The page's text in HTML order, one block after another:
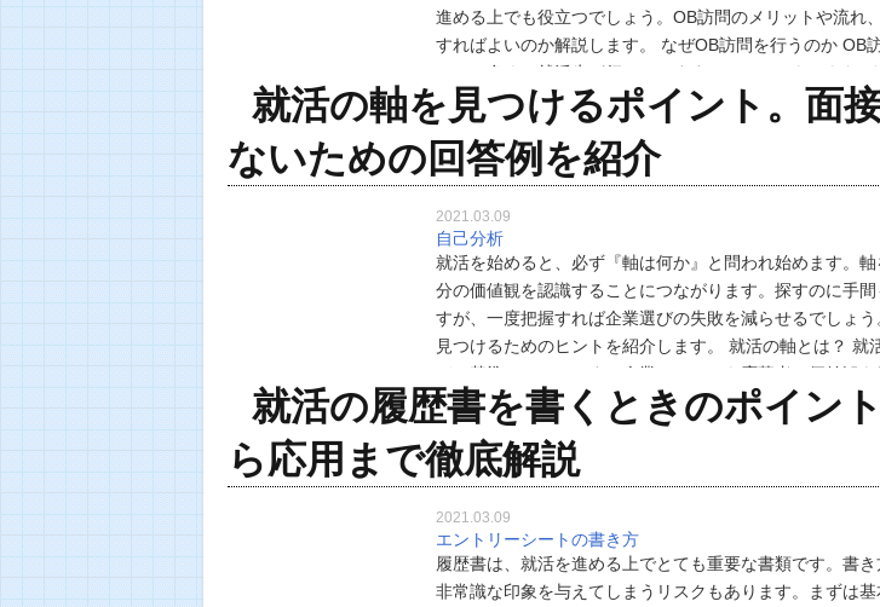
進める上でも役立つでしょう。OB訪問のメリットや流れ
すればよいのか解説します。 なぜOB訪問を行うのか OB
して、多くの就活生が行っています。しかしそもそもなぜ
について、考えているでしょうか。なんとなく行…
就活の軸を見つけるポイント。面
ないための回答例を紹介
2021.03.09
自己分析
就活を始めると、必ず『軸は何か』と問われ始めます。
分の価値観を認識することにつながります。探すのに手間
すが、一度把握すれば企業選びの失敗を減らせるでしょ
見つけるためのヒントを紹介します。 就活の軸とは？ 就
びの基準』のことです。企業にとっても応募者の価値観を
トなので、必ずといっていいほど聞かれると思ってよいで
就活の履歴書を書くときのポイン
ら応用まで徹底解説
2021.03.09
エントリーシートの書き方
履歴書は、就活を進める上でとても重要な書類です。書き
非常識な印象を与えてしまうリスクもあります。まずは